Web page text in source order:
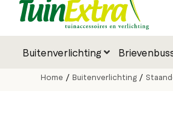
Buitenverlichting
Home /Buitenverlichting/